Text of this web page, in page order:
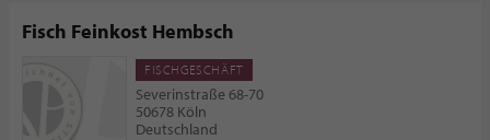
Fisch Feinkost Hembsch
FISCHGESCHÄFT
Severinstraße 68-70
50678 Köln
Deutschland